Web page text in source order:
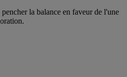
la balance en faveur de l'une